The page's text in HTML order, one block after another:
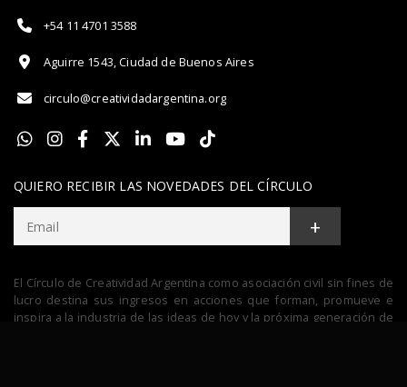
+54 11 4701 3588
Aguirre 1543, Ciudad de Buenos Aires
circulo@creatividadargentina.org
QUIERO RECIBIR LAS NOVEDADES DEL CÍRCULO
+
El Círculo de Creatividad Argentina como asociación civil sin fines de
lucro destina sus ingresos en acciones que forman, promueve e
inspira a la industria de las ideas de hoy y la próxima generación de